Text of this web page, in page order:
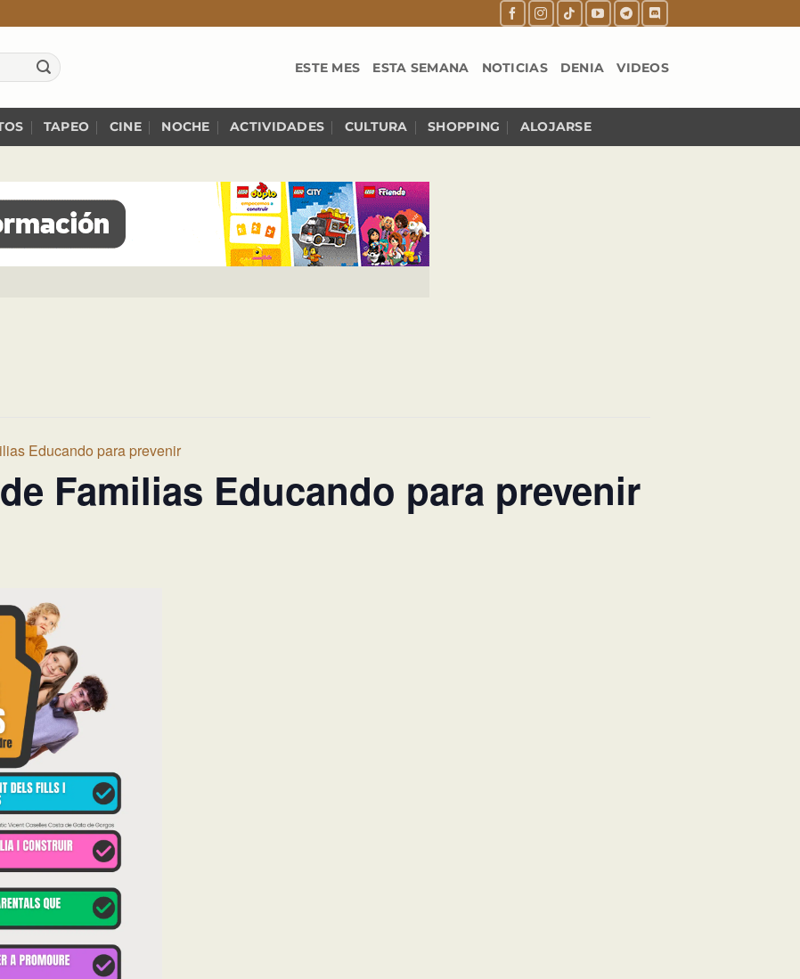
ESTE MES ESTA SEMANA NOTICIAS DENIA VIDEOS
TAPEO CINE NOCHE ACTIVIDADES CULTURA SHOPPING ALOJARSE
Educando para prevenir
Familias Educando para prevenir